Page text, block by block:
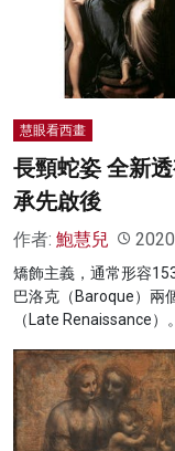
名家榜
灼見活動
慧眼看西畫
長頸蛇姿 全新
承先啟後
作者: 鮑慧兒
矯飾主義，通常形容
巴洛克（Baroque）兩
（Late Renaissance）。